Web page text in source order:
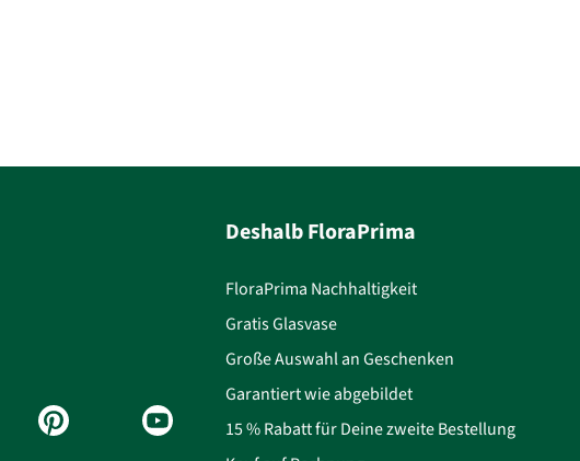
Deshalb FloraPrima
FloraPrima Nachhaltigkeit
Gratis Glasvase
Große Auswahl an Geschenken
Garantiert wie abgebildet
15 % Rabatt für Deine zweite Bestellung